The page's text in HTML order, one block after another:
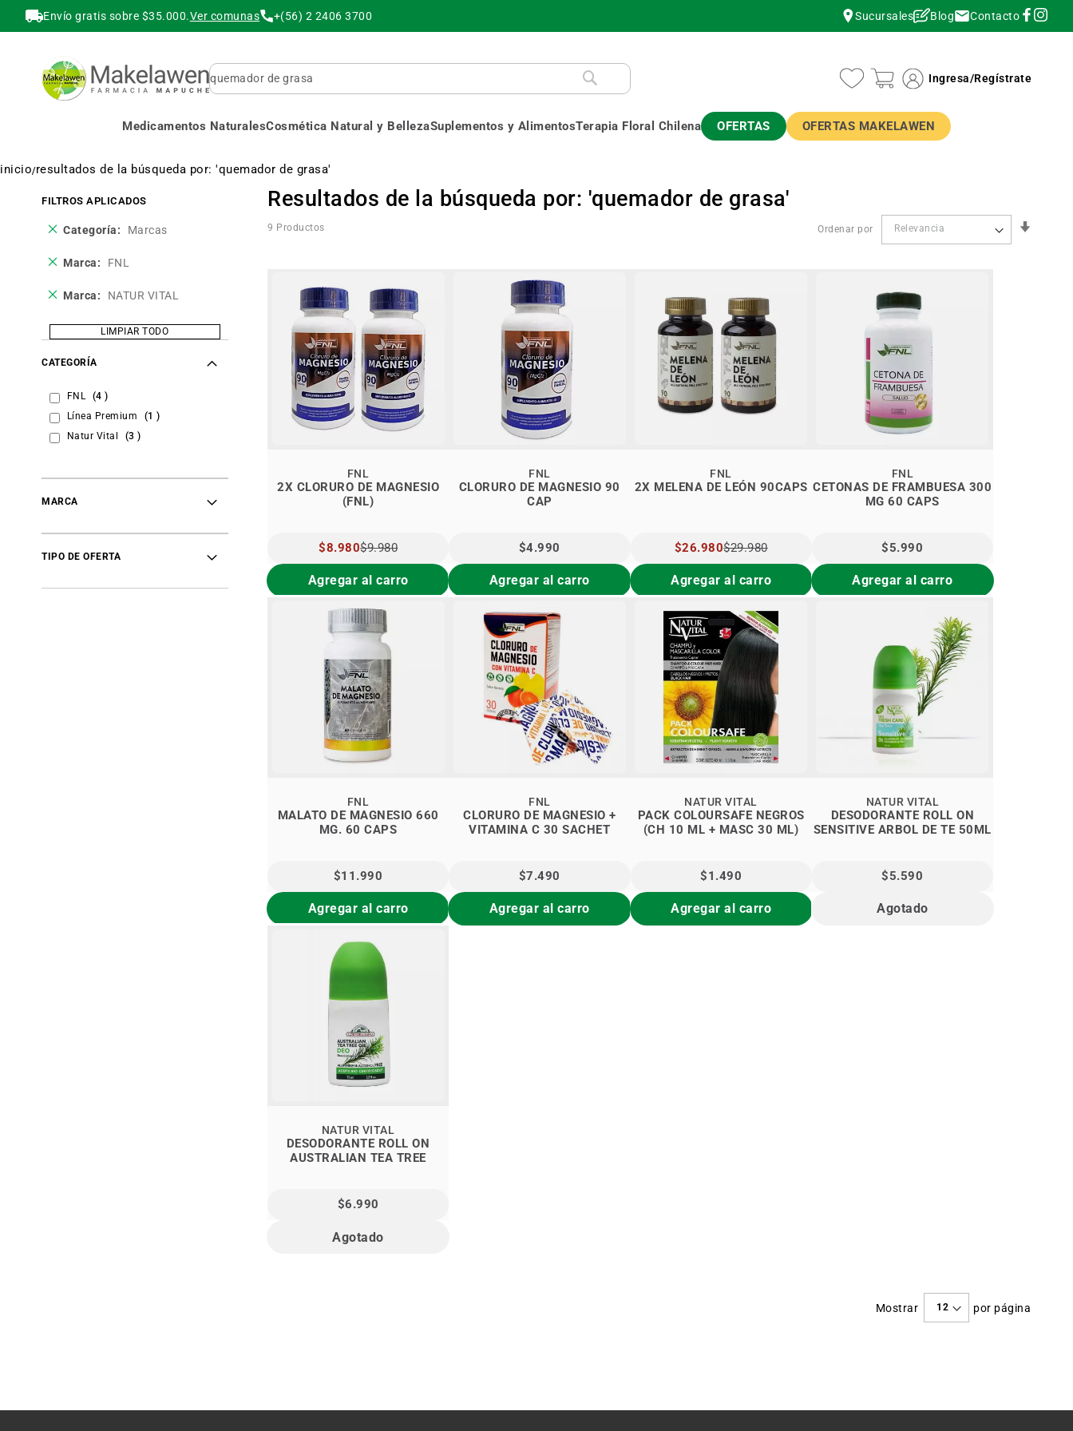
Envío gratis sobre $35.000.Ver comunas +(56) 2 2406 3700 Sucursales Blog Contacto
Buscar
Ingresa/Regístrate
Medicamentos NaturalesCosmética Natural y BellezaSuplementos y AlimentosTerapia Floral Chilena OFERTAS OFERTAS MAKELAWEN
inicio resultados de la búsqueda por: 'quemador de grasa'
Resultados de la búsqueda por: 'quemador de grasa'
9 Productos Ordenar por
2X CLORURO DE MAGNESIO
(FNL)
FNL
PRECIO
ESPECIAL
$8.980$9.980
Agregar al carro
CLORURO DE MAGNESIO 90
CAP
FNL
$4.990
Agregar al carro
2X MELENA DE LEÓN 90CAPS
FNL
PRECIO
ESPECIAL
$26.980$29.980
Agregar al carro
CETONAS DE FRAMBUESA 300
MG 60 CAPS
FNL
$5.990
Agregar al carro
MALATO DE MAGNESIO 660
MG. 60 CAPS
FNL
$11.990
Agregar al carro
CLORURO DE MAGNESIO +
VITAMINA C 30 SACHET
FNL
$7.490
Agregar al carro
PACK COLOURSAFE NEGROS
(CH 10 ML + MASC 30 ML)
NATUR VITAL
$1.490
Agregar al carro
DESODORANTE ROLL ON
SENSITIVE ARBOL DE TE 50ML
NATUR VITAL
$5.590
Agotado
DESODORANTE ROLL ON
AUSTRALIAN TEA TREE
NATUR VITAL
$6.990
Agotado
Mostrar por página
FILTROS APLICADOS
Categoría Marcas
Eliminar
producto
Marca FNL
Eliminar
producto
Marca NATUR VITAL
Eliminar
productoLIMPIAR TODO
CATEGORÍA
FNL 4 items
Línea Premium
1 item
Natur Vital
3 items
MARCA
TIPO DE OFERTA